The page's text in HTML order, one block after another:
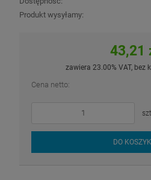
Produkt wysyłamy:
43,21
zawiera 23.00% VAT, bez
Cena netto:
DO